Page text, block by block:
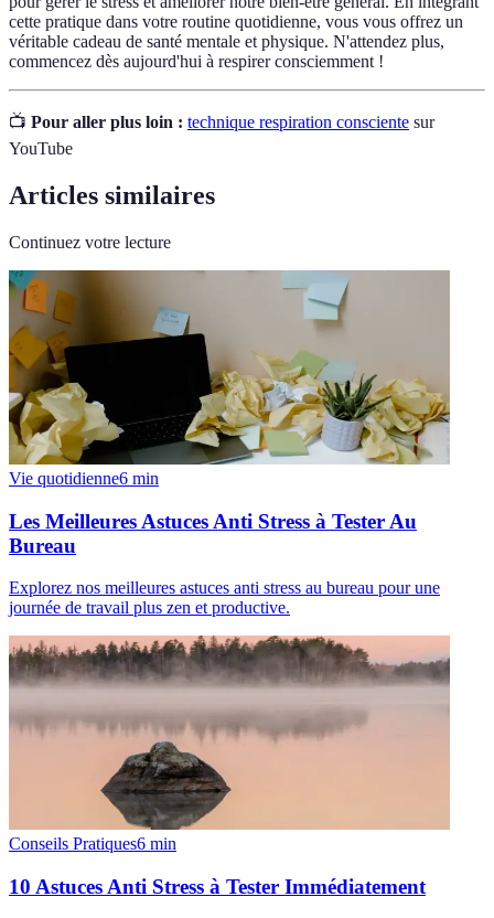
cette pratique dans votre routine quotidienne, vous vous offrez un
véritable cadeau de santé mentale et physique. N'attendez plus,
commencez dès aujourd'hui à respirer consciemment !
📺 Pour aller plus loin : technique respiration consciente sur
YouTube
Articles similaires
Continuez votre lecture
Vie quotidienne6 min
Les Meilleures Astuces Anti Stress à Tester Au
Bureau
Explorez nos meilleures astuces anti stress au bureau pour une
journée de travail plus zen et productive.
Conseils Pratiques6 min
10 Astuces Anti Stress à Tester Immédiatement